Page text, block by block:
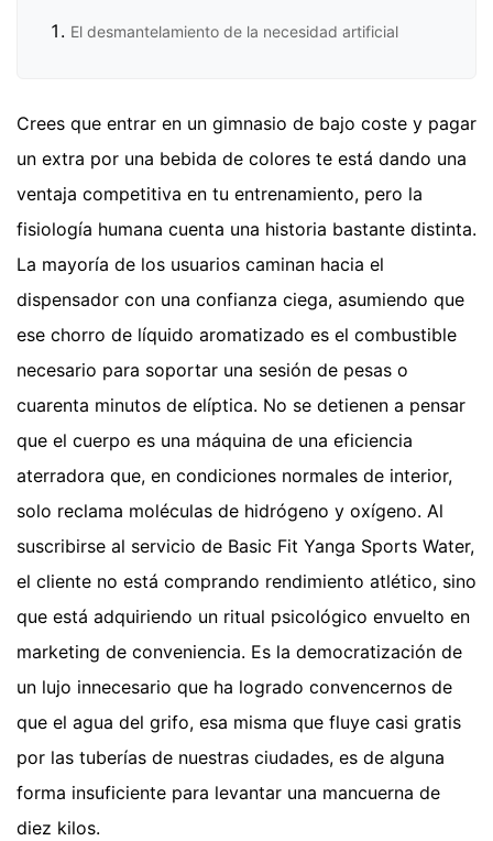
El desmantelamiento de la necesidad artificial
Crees que entrar en un gimnasio de bajo coste y pagar
un extra por una bebida de colores te está dando una
ventaja competitiva en tu entrenamiento, pero la
fisiología humana cuenta una historia bastante distinta.
La mayoría de los usuarios caminan hacia el
dispensador con una confianza ciega, asumiendo que
ese chorro de líquido aromatizado es el combustible
necesario para soportar una sesión de pesas o
cuarenta minutos de elíptica. No se detienen a pensar
que el cuerpo es una máquina de una eficiencia
aterradora que, en condiciones normales de interior,
solo reclama moléculas de hidrógeno y oxígeno. Al
suscribirse al servicio de Basic Fit Yanga Sports Water,
el cliente no está comprando rendimiento atlético, sino
que está adquiriendo un ritual psicológico envuelto en
marketing de conveniencia. Es la democratización de
un lujo innecesario que ha logrado convencernos de
que el agua del grifo, esa misma que fluye casi gratis
por las tuberías de nuestras ciudades, es de alguna
forma insuficiente para levantar una mancuerna de
diez kilos.